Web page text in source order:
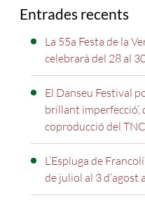
Entrades recents
La 55a Festa de la
celebrarà del 28 al
El Danseu Festival
brillant imperfecció’,
coproducció del
L’Espluga de
de juliol al 3 d’agost